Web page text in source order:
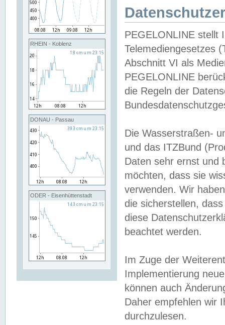
RHEIN - Koblenz
DONAU - Passau
ODER - Eisenhüttenstadt
PEGELONLINE stellt
Telemediengesetzes
Abschnitt VI als
PEGELONLINE
die Regeln der
Die Wasserstraßen-
und das ITZBund
Daten sehr ernst und
möchten, dass sie
verwenden. Wir
die sicherstellen,
diese
beachtet werden.
Im Zuge der
Implementierung
können auch
Daher empfehlen wir
durchzulesen.